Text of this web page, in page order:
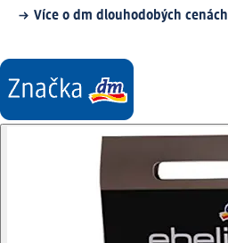
Více o dm dlouhodobých cenách